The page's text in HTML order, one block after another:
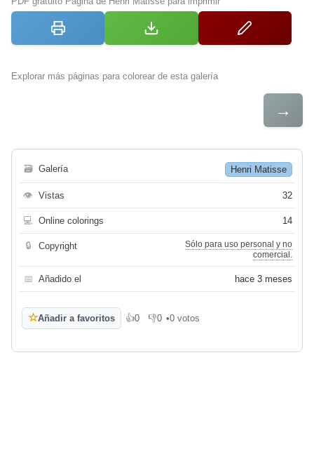
Explorar más páginas para colorear de esta galería
→
🗃 Galería Henri Matisse
👁 Vistas 32
💻 Online colorings 14
🔒 Copyright
Sólo para uso personal y no
comercial.
📅 Añadido el hace 3 meses
☆Añadir a favoritos 👍0
Me gusta
👎0
No me gusta
•0 votos